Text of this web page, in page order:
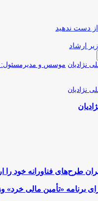
دست ندهید
ارشاد
موسس و مدیرمسئول:
طرح‌های فناورانه خود را
برنامه «تأمین مالی خرد»